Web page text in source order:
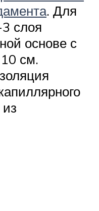
. Для
3 слоя
основе с
см.